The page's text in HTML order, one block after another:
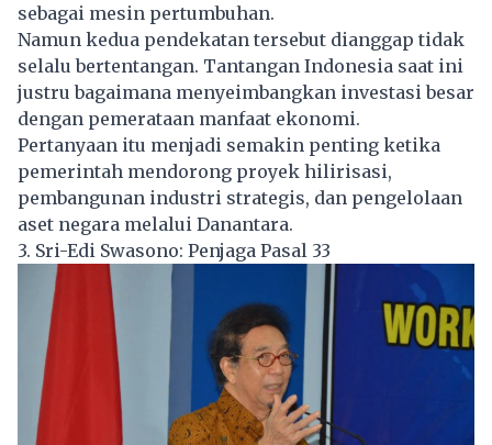
sebagai mesin pertumbuhan.
Namun kedua pendekatan tersebut dianggap tidak
selalu bertentangan. Tantangan Indonesia saat ini
justru bagaimana menyeimbangkan investasi besar
dengan pemerataan manfaat ekonomi.
Pertanyaan itu menjadi semakin penting ketika
pemerintah mendorong proyek hilirisasi,
pembangunan industri strategis, dan pengelolaan
aset negara melalui Danantara.
3. Sri-Edi Swasono: Penjaga Pasal 33